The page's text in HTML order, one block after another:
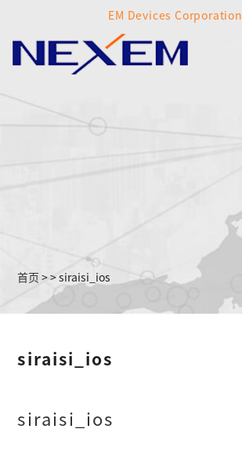
EM Devices Corporation
首页 >>siraisi_ios
siraisi_ios
siraisi_ios